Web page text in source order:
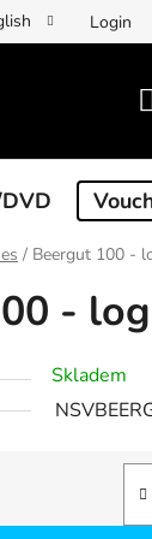
Login
/ Beergut 100 -
-
Skladem